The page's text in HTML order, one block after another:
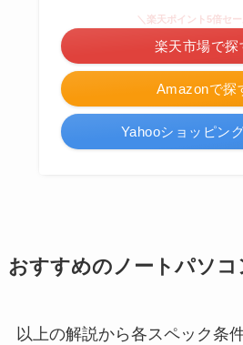
Amazonで探
＼楽天ポイント5倍セ
楽天市場で探
Yahooショッピン
おすすめのノートパソコ
以上の解説から各スペック条